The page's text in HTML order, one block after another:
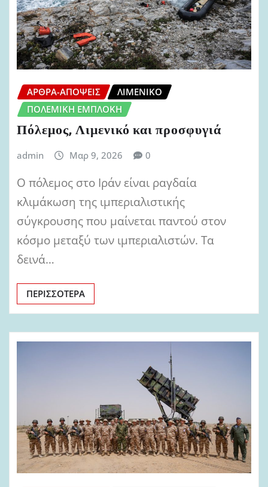
ΆΡΘΡΑ-ΑΠΌΨΕΙΣ
ΛΙΜΕΝΙΚΌ
ΠΟΛΕΜΙΚΉ ΕΜΠΛΟΚΉ
Πόλεμος, Λιμενικό και προσφυγιά
admin Μαρ 9, 2026 0
Ο πόλεμος στο Ιράν είναι ραγδαία
κλιμάκωση της ιμπεριαλιστικής
σύγκρουσης που μαίνεται παντού στον
κόσμο μεταξύ των ιμπεριαλιστών. Τα
δεινά…
ΠΕΡΙΣΣΌΤΕΡΑ